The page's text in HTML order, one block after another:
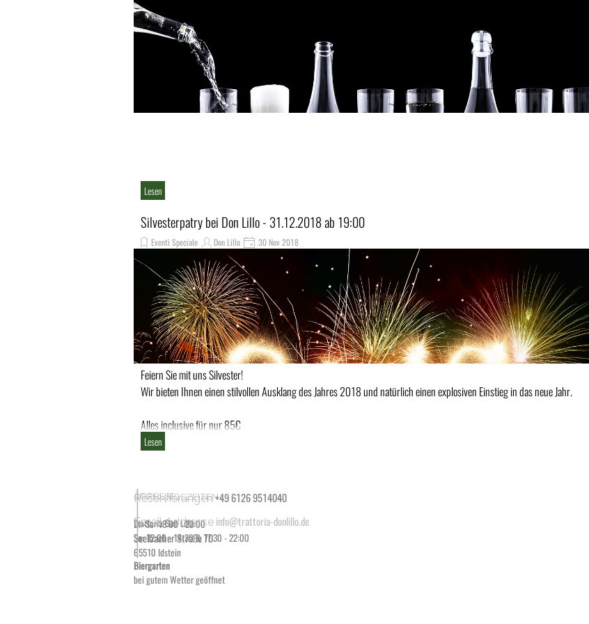
Lesen
Silvesterpatry bei Don Lillo - 31.12.2018 ab 19:00
Eventi Speciale Don Lillo 30 Nov 2018
Feiern Sie mit uns Silvester!
Wir bieten Ihnen einen stilvollen Ausklang des Jahres 2018 und natürlich einen explosiven Einstieg in das neue Jahr.
Alles inclusive für nur 85€
Lesen
ADRESSE
Trattoria Don Lillo
Seelbacher Straße 70
65510 Idstein
ÖFFNUNGSZEITEN
Di -Sa: 18:00 - 23:00
So: 12:00 - 14:30 & 17:30 - 22:00
Biergarten
bei gutem Wetter geöffnet
Reservierungen+49 6126 9514040
Email Addresse info@trattoria-donlillo.de